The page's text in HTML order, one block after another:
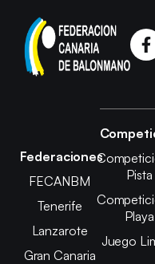
Federaciones
FECANBM
Tenerife
Lanzarote
Gran Canaria
Pista
Playa
Juego